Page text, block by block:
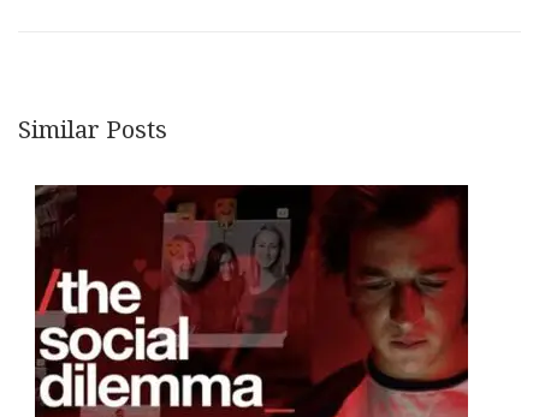
Similar Posts